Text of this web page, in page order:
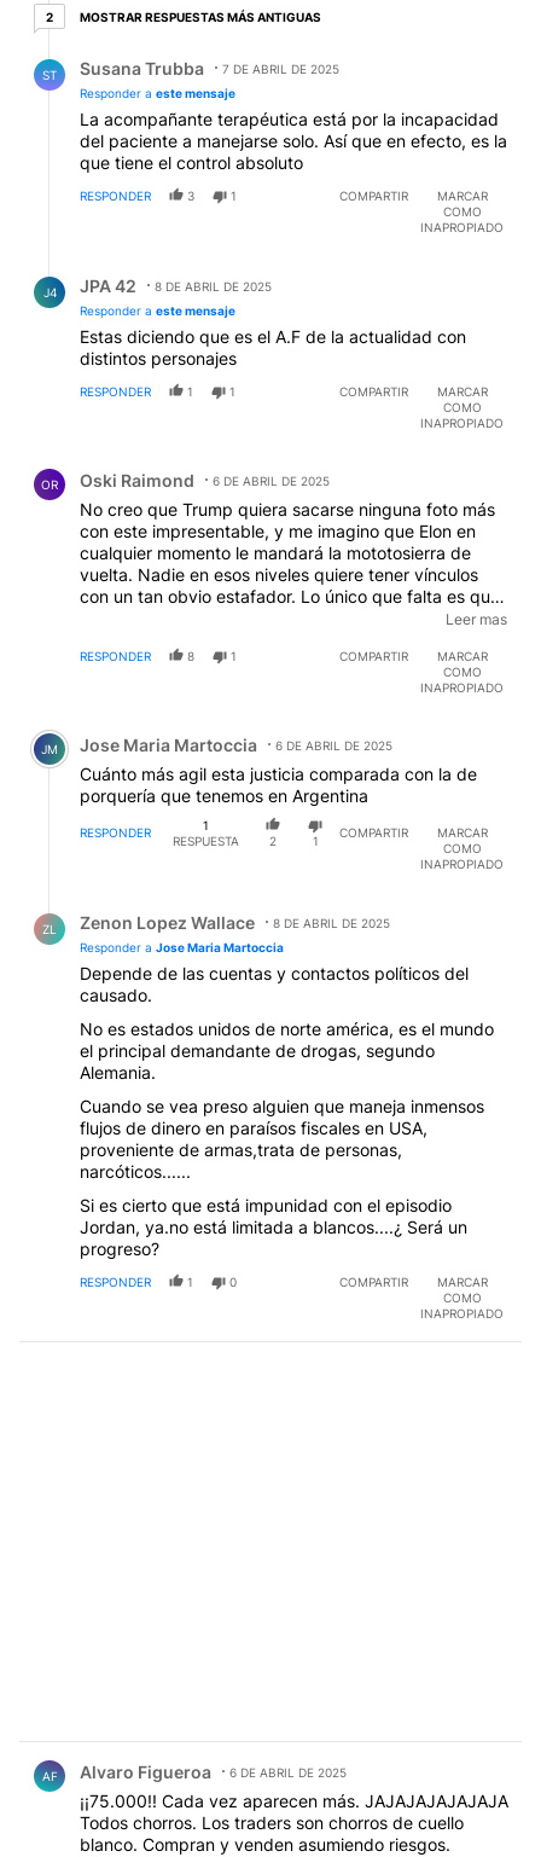
22 respuestas más antiguas
MOSTRAR RESPUESTAS MÁS ANTIGUAS
ST Susana Trubba
7 DE ABRIL DE 2025
Responder a este mensaje
La acompañante terapéutica está por la incapacidad
del paciente a manejarse solo. Así que en efecto, es la
que tiene el control absoluto
RESPONDER 3 1 COMPARTIR
MARCAR
COMO
INAPROPIADO
J4 JPA 42
8 DE ABRIL DE 2025
Responder a este mensaje
Estas diciendo que es el A.F de la actualidad con
distintos personajes
RESPONDER 1 1 COMPARTIR
MARCAR
COMO
INAPROPIADO
OR Oski Raimond 6 DE ABRIL DE 2025
No creo que Trump quiera sacarse ninguna foto más
con este impresentable, y me imagino que Elon en
cualquier momento le mandará la mototosierra de
vuelta. Nadie en esos niveles quiere tener vínculos
con un tan obvio estafador. Lo único que falta es que
ocurra.
Leer mas
RESPONDER 8 1 COMPARTIR
MARCAR
COMO
INAPROPIADO
Comentario de Jose Maria Martoccia.
JM Jose Maria Martoccia 6 DE ABRIL DE 2025
Cuánto más agil esta justicia comparada con la de
porquería que tenemos en Argentina
RESPONDER
1
RESPUESTA
2 1
COMPARTIR
MARCAR
COMO
INAPROPIADO
ZL Zenon Lopez Wallace
8 DE ABRIL DE 2025
Responder a Jose Maria Martoccia
Depende de las cuentas y contactos políticos del
causado.
No es estados unidos de norte américa, es el mundo
el principal demandante de drogas, segundo
Alemania.
Cuando se vea preso alguien que maneja inmensos
flujos de dinero en paraísos fiscales en USA,
proveniente de armas,trata de personas,
narcóticos......
Si es cierto que está impunidad con el episodio
Jordan, ya.no está limitada a blancos....¿ Será un
progreso?
RESPONDER 1 0 COMPARTIR
MARCAR
COMO
INAPROPIADO
AF Alvaro Figueroa 6 DE ABRIL DE 2025
¡¡75.000!! Cada vez aparecen más. JAJAJAJAJAJAJA
Todos chorros. Los traders son chorros de cuello
blanco. Compran y venden asumiendo riesgos.